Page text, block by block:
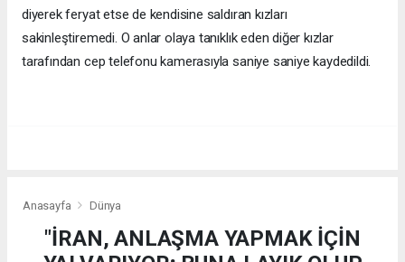
diyerek feryat etse de kendisine saldıran kızları
sakinleştiremedi. O anlar olaya tanıklık eden diğer kızlar
tarafından cep telefonu kamerasıyla saniye saniye kaydedildi.
Anasayfa Dünya
"İRAN, ANLAŞMA YAPMAK İÇİN